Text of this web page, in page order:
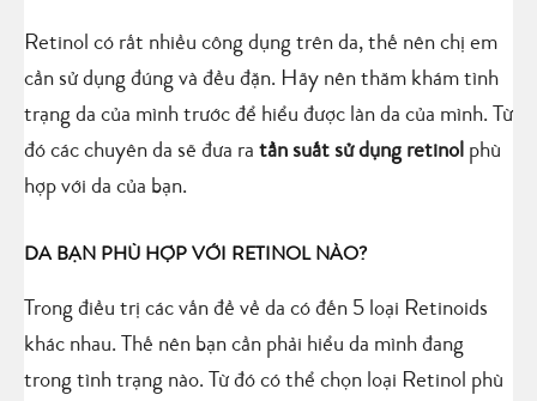
Retinol có rất nhiều công dụng trên da, thế nên chị em
cần sử dụng đúng và đều đặn. Hãy nên thăm khám tình
trạng da của mình trước để hiểu được làn da của mình. Từ
đó các chuyên da sẽ đưa ra tần suất sử dụng retinol phù
hợp với da của bạn.
DA BẠN PHÙ HỢP VỚI RETINOL NÀO?
Trong điều trị các vấn đề về da có đến 5 loại Retinoids
khác nhau. Thế nên bạn cần phải hiểu da mình đang
trong tình trạng nào. Từ đó có thể chọn loại Retinol phù